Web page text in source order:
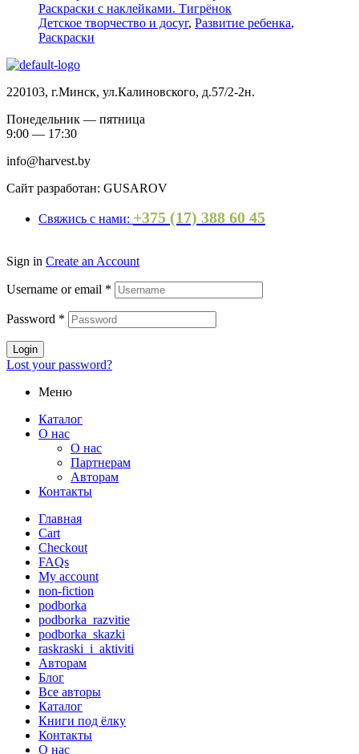
Раскраски с наклейками. Тигрёнок
Детское творчество и досуг, Развитие ребенка,
Раскраски
220103, г.Минск, ул.Калиновского, д.57/2-2н.
Понедельник — пятница
9:00 — 17:30
info@harvest.by
Сайт разработан: GUSAROV
Свяжись с нами: +375 (17) 388 60 45
Sign in Create an Account
Username or email *
Password *
Login
Lost your password?
Меню
Каталог
О нас
О нас
Партнерам
Авторам
Контакты
Главная
Cart
Checkout
FAQs
My account
non-fiction
podborka
podborka_razvitie
podborka_skazki
raskraski_i_aktiviti
Авторам
Блог
Все авторы
Каталог
Книги под ёлку
Контакты
О нас